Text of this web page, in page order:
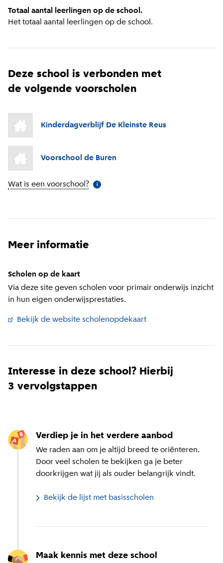
Totaal aantal leerlingen op de school.
Het totaal aantal leerlingen op de school.
Deze school is verbonden met
de volgende voorscholen
Kinderdagverblijf De Kleinste Reus
Voorschool de Buren
Wat is een voorschool? Meer informatie
i
Meer informatie
Scholen op de kaart
Via deze site geven scholen voor primair onderwijs inzicht
in hun eigen onderwijsprestaties.
Bekijk de website scholenopdekaart
Interesse in deze school? Hierbij
3 vervolgstappen
Verdiep je in het verdere aanbod
We raden aan om je altijd breed te oriënteren.
Door veel scholen te bekijken ga je beter
doorkrijgen wat jij als ouder belangrijk vindt.
Bekijk de lijst met basisscholen
Maak kennis met deze school